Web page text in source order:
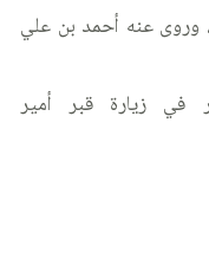
عنه أحمد بن علي
في زيارة قبر أمير